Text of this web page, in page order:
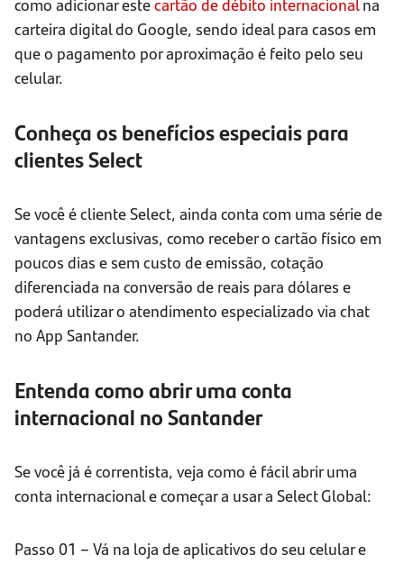
carteira digital do Google, sendo ideal para casos em
que o pagamento por aproximação é feito pelo seu
celular.
Conheça os benefícios especiais para
clientes Select
Se você é cliente Select, ainda conta com uma série de
vantagens exclusivas, como receber o cartão físico em
poucos dias e sem custo de emissão, cotação
diferenciada na conversão de reais para dólares e
poderá utilizar o atendimento especializado via chat
no App Santander.
Entenda como abrir uma conta
internacional no Santander
Se você já é correntista, veja como é fácil abrir uma
conta internacional e começar a usar a Select Global:
Passo 01 – Vá na loja de aplicativos do seu celular e